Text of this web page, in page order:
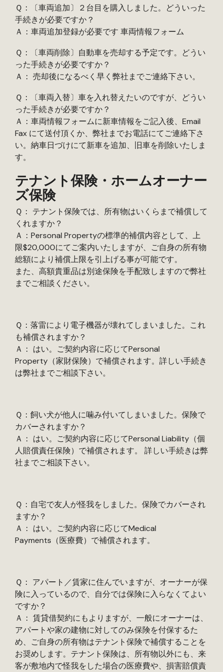
Ｑ：〔車両追加〕２台目を購入しました。どういった
手続きが必要ですか？
Ａ：車両追加登録が必要です 車両情報フォーム
Ｑ：〔車両削除〕自動車を売却する予定です。どうい
った手続きが必要ですか？
Ａ： 売却後になるべく早く弊社までご連絡下さい。
Ｑ：〔車両入替〕車を入れ替えたいのですが、どうい
った手続きが必要ですか？
Ａ：車両情報フォームに新車情報をご記入後、Email
Fax にて送付頂くか、弊社までお電話にてご連絡下さ
い。納車日づけにて新車を追加、旧車を削除いたしま
す。
テナント保険・ホームオーナー
ズ保険
Ｑ： テナント保険では、所有物はいくらまで補償して
くれますか？
Ａ：Personal Propertyの標準的補償内容として、上
限$20,000にてご案内いたしますが、ご自身の所有物
総額により補償上限を引上げる事が可能です。
また、高額貴重品は別途保険を手配致しますので弊社
までご相談ください。
Ｑ：落雷により電子機器が壊れてしまいました。これ
も補償されますか？
Ａ： はい。ご契約内容に応じてPersonal
Property（家財保険）で補償されます。詳しい手続き
は弊社までご相談下さい。
Ｑ：飼い犬が他人に噛み付いてしまいました。保険で
カバーされますか？
Ａ： はい。ご契約内容に応じてPersonal Liability（個
人賠償責任保険）で補償されます。 詳しい手続きは弊
社までご相談下さい。
Ｑ：自宅で友人が怪我をしました。保険でカバーされ
ますか？
Ａ： はい。ご契約内容に応じてMedical
Payments（医療費）で補償されます。
Ｑ： アパート／賃家に住んでいますが、オーナーが保
険に入っているので、自分では保険に入らなくてよい
ですか？
Ａ： 賃貸借契約にもよりますが、一般にオーナーは、
アパートや家の建物に対してのみ保険を付保するた
め、ご自身の所有物はテナント保険で補償することを
お奨めします。テナント保険は、所有物以外にも、来
客が敷地内で怪我をした場合の医療費や、損害賠償責